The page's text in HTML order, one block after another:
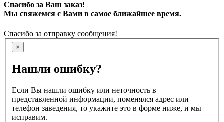
Спасибо за Ваш заказ!
Мы свяжемся с Вами в самое ближайшее время.
Спасибо за отправку сообщения!
×
Нашли ошибку?
Если Вы нашли ошибку или неточность в
представленной информации, поменялся адрес или
телефон заведения, то укажите это в форме ниже, и мы
исправим.